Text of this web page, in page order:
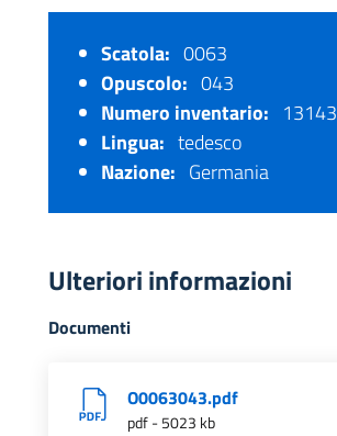
Scatola: 0063
Opuscolo: 043
Numero inventario: 13143
Lingua: tedesco
Nazione: Germania
Ulteriori informazioni
Documenti
O0063043.pdf
pdf - 5023 kb